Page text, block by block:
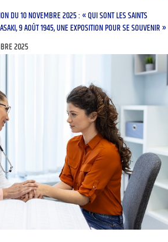
DU 10 NOVEMBRE 2025 : « QUI SONT LES SAINTS
9 AOÛT 1945, UNE EXPOSITION POUR SE SOUVENIR »
2025